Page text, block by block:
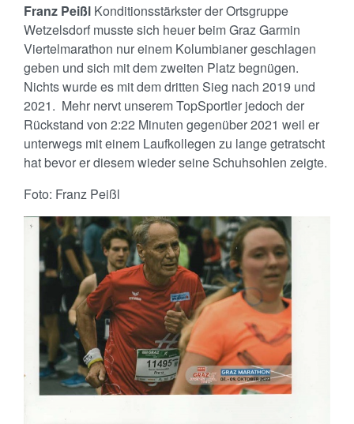
Franz Peißl Konditionsstärkster der Ortsgruppe
Wetzelsdorf musste sich heuer beim Graz Garmin
Viertelmarathon nur einem Kolumbianer geschlagen
geben und sich mit dem zweiten Platz begnügen.
Nichts wurde es mit dem dritten Sieg nach 2019 und
2021. Mehr nervt unserem TopSportler jedoch der
Rückstand von 2:22 Minuten gegenüber 2021 weil er
unterwegs mit einem Laufkollegen zu lange getratscht
hat bevor er diesem wieder seine Schuhsohlen zeigte.
Foto: Franz Peißl